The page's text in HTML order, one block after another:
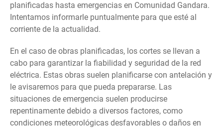
planificadas hasta emergencias en Comunidad Gandara.
Intentamos informarle puntualmente para que esté al
corriente de la actualidad.
En el caso de obras planificadas, los cortes se llevan a
cabo para garantizar la fiabilidad y seguridad de la red
eléctrica. Estas obras suelen planificarse con antelación y
le avisaremos para que pueda prepararse. Las
situaciones de emergencia suelen producirse
repentinamente debido a diversos factores, como
condiciones meteorológicas desfavorables o daños en